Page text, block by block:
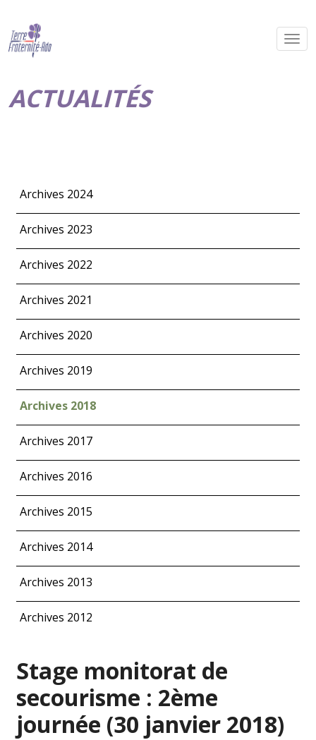
ACTUALITÉS
Archives 2024
Archives 2023
Archives 2022
Archives 2021
Archives 2020
Archives 2019
Archives 2018
Archives 2017
Archives 2016
Archives 2015
Archives 2014
Archives 2013
Archives 2012
Stage monitorat de
secourisme : 2ème
journée (30 janvier 2018)